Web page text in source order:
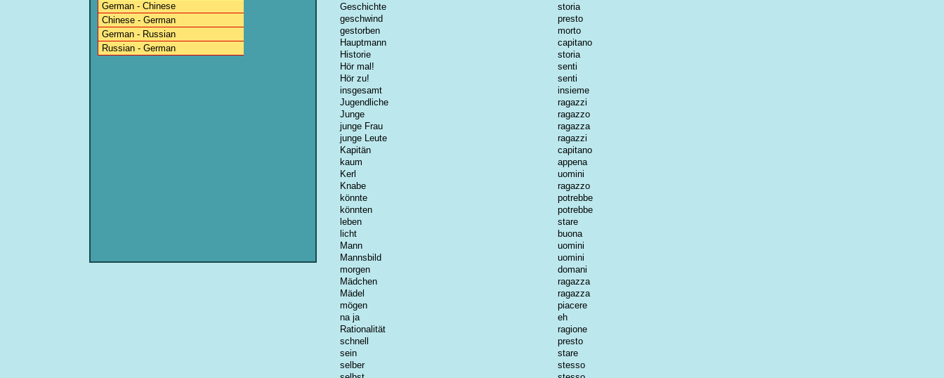
German - Chinese
Chinese - German
German - Russian
Russian - German
Geschichte
storia
geschwind
presto
gestorben
morto
Hauptmann
capitano
Historie
storia
Hör mal!
senti
Hör zu!
senti
insgesamt
insieme
Jugendliche
ragazzi
Junge
ragazzo
junge Frau
ragazza
junge Leute
ragazzi
Kapitän
capitano
kaum
appena
Kerl
uomini
Knabe
ragazzo
könnte
potrebbe
könnten
potrebbe
leben
stare
licht
buona
Mann
uomini
Mannsbild
uomini
morgen
domani
Mädchen
ragazza
Mädel
ragazza
mögen
piacere
na ja
eh
Rationalität
ragione
schnell
presto
sein
stare
selber
stesso